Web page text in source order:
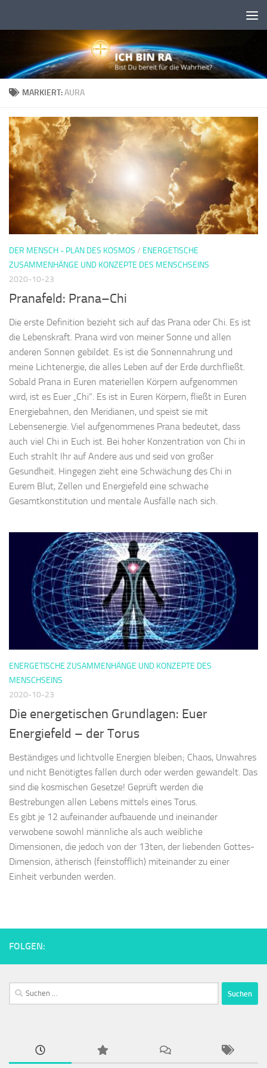
MARKIERT:AURA
DER MENSCH - PLAN DES KOSMOS / ENERGETISCHE
ZUSAMMENHÄNGE UND KONZEPTE DES MENSCHSEINS
2020-10-23
Pranafeld: Prana–Chi
Die erste Definition bezieht sich auf das Prana oder Chi. Es ist
die Lebenskraft. Prana wird von meiner Sonne und allen
anderen Sonnen gebildet. Es ist die Sonnennahrung und
meine Lichtenergie, die alles Leben auf der Erde durchfließt.
Sobald Prana in Euren materiellen Körpern aufgenommen
wird, ist es Euer „Chi“. Es ist in Euren Körpern, fließt in Euren
Energiebahnen, den Meridianen, und speist sie mit
Lebensenergie. Viel aufgenommenes Prana bedeutet, dass
auch viel Chi in Euch ist. Bei hoher Konzentration von Chi in
Euch strahlt Ihr auf Andere aus und seid von großer
Gesundheit. Hingegen zieht eine Schwächung des Chi in
Eurem Blut, Zellen und Energiefeld eine schwache
Gesamtkonstitution und mentale Ausfälle nach sich.
ENERGETISCHE ZUSAMMENHÄNGE UND KONZEPTE DES
MENSCHSEINS
2020-10-23
Die energetischen Grundlagen: Euer
Energiefeld – der Torus
Beständiges und lichtvolle Energien bleiben; Chaos, Unwahres
und nicht Benötigtes fallen durch oder werden gewandelt. Das
sind die kosmischen Gesetze! Geprüft werden die
Bestrebungen allen Lebens mittels eines Torus.
Es gibt je 12 aufeinander aufbauende und ineinander
verwobene sowohl männliche als auch weibliche
Dimensionen, die jedoch von der 13ten, der liebenden Gottes-
Dimension, ätherisch (feinstofflich) miteinander zu einer
Einheit verbunden werden.
FOLGEN:
Suchen
nach: